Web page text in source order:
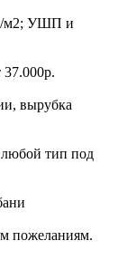
м2; УШП и
37.000р.
вырубка
тип под
пожеланиям.